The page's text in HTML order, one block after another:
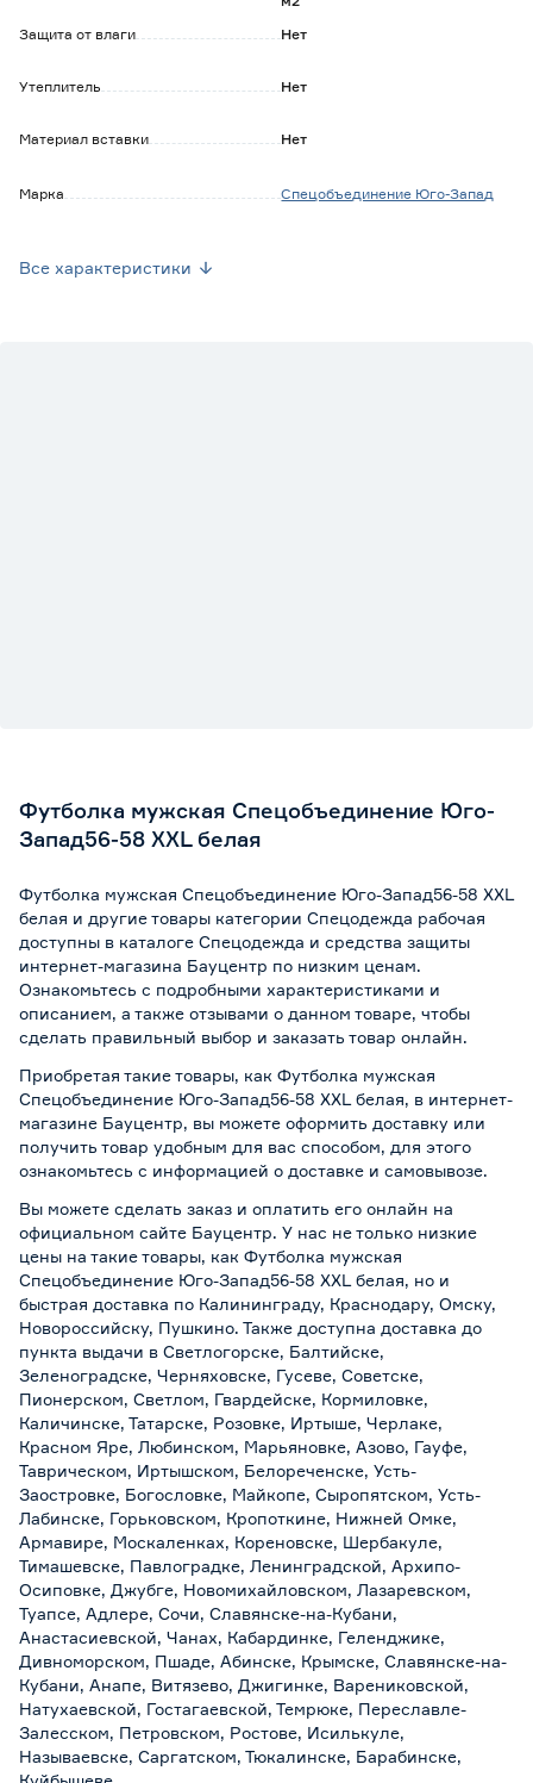
Защита от влаги
Нет
Утеплитель Нет
Материал вставки Нет
Марка Спецобъединение Юго-Запад
Все характеристики
Футболка мужская Спецобъединение Юго-
Запад56-58 XXL белая
Футболка мужская Спецобъединение Юго-Запад56-58 XXL
белая и другие товары категории Спецодежда рабочая
доступны в каталоге Спецодежда и средства защиты
интернет-магазина Бауцентр по низким ценам.
Ознакомьтесь с подробными характеристиками и
описанием, а также отзывами о данном товаре, чтобы
сделать правильный выбор и заказать товар онлайн.
Приобретая такие товары, как Футболка мужская
Спецобъединение Юго-Запад56-58 XXL белая, в интернет-
магазине Бауцентр, вы можете оформить доставку или
получить товар удобным для вас способом, для этого
ознакомьтесь с информацией о доставке и самовывозе.
Вы можете сделать заказ и оплатить его онлайн на
официальном сайте Бауцентр. У нас не только низкие
цены на такие товары, как Футболка мужская
Спецобъединение Юго-Запад56-58 XXL белая, но и
быстрая доставка по Калининграду, Краснодару, Омску,
Новороссийску, Пушкино. Также доступна доставка до
пункта выдачи в Светлогорске, Балтийске,
Зеленоградске, Черняховске, Гусеве, Советске,
Пионерском, Светлом, Гвардейске, Кормиловке,
Каличинске, Татарске, Розовке, Иртыше, Черлаке,
Красном Яре, Любинском, Марьяновке, Азово, Гауфе,
Таврическом, Иртышском, Белореченске, Усть-
Заостровке, Богословке, Майкопе, Сыропятском, Усть-
Лабинске, Горьковском, Кропоткине, Нижней Омке,
Армавире, Москаленках, Кореновске, Шербакуле,
Тимашевске, Павлоградке, Ленинградской, Архипо-
Осиповке, Джубге, Новомихайловском, Лазаревском,
Туапсе, Адлере, Сочи, Славянске-на-Кубани,
Анастасиевской, Чанах, Кабардинке, Геленджике,
Дивноморском, Пшаде, Абинске, Крымске, Славянске-на-
Кубани, Анапе, Витязево, Джигинке, Варениковской,
Натухаевской, Гостагаевской, Темрюке, Переславле-
Залесском, Петровском, Ростове, Исилькуле,
Называевске, Саргатском, Тюкалинске, Барабинске,